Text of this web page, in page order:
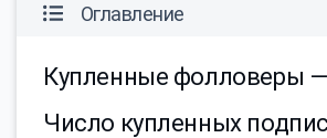
Оглавление
Купленные фолловеры
Число купленных